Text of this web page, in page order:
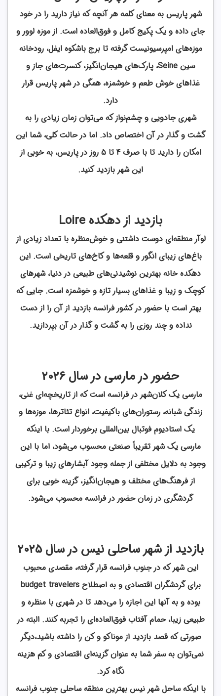
شهر پاریس به معنای کلمه هر آنچه که نیاز دارید را در خود
جای داده و یک پکیج کامل و فوق‌العاده است. از موزه لوور و
موزه‌های امپرسیونیست گرفته تا برج باشکوه ایفل، رودخانه
سین Seine، پارک‌های هیجان‌انگیز، کنسرت‌های جاز و
غذاهای خوش طعم و خوشمزه، همگی در شهر پاریس قرار
دارد.
شهری جادویی و چشم‌نواز که می‌توان زمان زیادی را به
گشت و گذار در آن اختصاص داد. اما در حالت کلی، شما این
امکان را دارید تا با صرف 4 تا 5 روز در پاریس، به خوبی از
این شهر بازدید کنید.
بازدید از دهکده Loire
لوآر منطقه‌ای دوست داشتنی و خوش‌منظره با تعداد زیادی از
باغ‌های زیبای انگور و قلعه‌ها و کاخ‌های تاریخی است. این
دهکده خانه بهترین نوشیدنی‌های طبیعی در دنیا، شهرهای
کوچک و زیبا و غذاهای بسیار تازه و خوشمزه است. جایی که
بهتر است با حضور در کشور فرانسه بازدید از آن را از دست
نداده و چند روزی را به گشت و گذار در آن بپردازید.
حضور در مارسی در سال 2026
مارسی یک کلان‌شهر در فرانسه است که از تاریخچه‌ای غنی،
زندگی شبانه، رستوران‌های باکیفیت، انواع تئاترها، موزه‌ها و
یک استادیوم فوتبال بین‌المللی برخوردار است. با اینکه
مارسی یک شهر تقریباً صنعتی محسوب می‌شود، اما با این
وجود به دلایل مختلفی از جمله وجود آبشارهای زیبا و ترکیبی
از فرهنگ‌های مختلف و هیجان‌انگیز، گزینه خوبی برای
گردشگری در زمان حضور در فرانسه محسوب می‌شود.
بازدید از شهر ساحلی نیس در سال 2025
این شهر که در جنوب فرانسه قرار گرفته، مقصدی محبوب
برای گردشگران اقتصادی و به اصطلاح budget travelers
بوده و به آنها این اجازه را می‌دهد تا در شهری با منظره و
طبیعی زیبا، حمام آفتاب فوق‌العاده‌ای را تجربه کنند. البته در
صورتی که قصد بازدید از موناکو و کن را داشته باشید،دیگر
نمی‌توان به سفر شما به عنوان گزینه‌ای اقتصادی و کم هزینه
نگاه کرد.
با اینکه ساحل شهر نیس بهترین منطقه ساحلی جنوب فرانسه